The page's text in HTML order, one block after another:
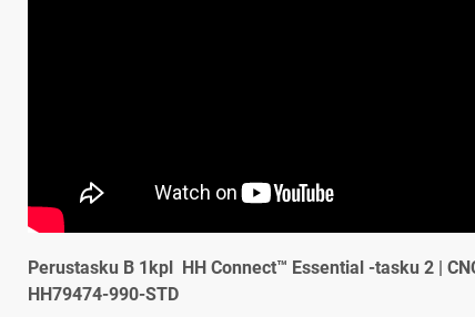
Perustasku B 1kpl HH Connect™ Essential -tasku 2 |
HH79474-990-STD